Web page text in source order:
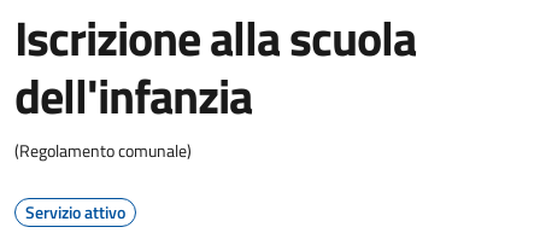
Iscrizione alla scuola
dell'infanzia
(Regolamento comunale)
Servizio attivo